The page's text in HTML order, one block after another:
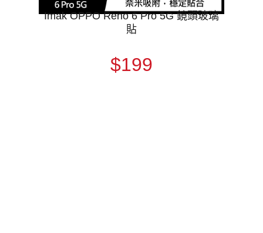
Imak OPPO Reno 6 Pro 5G 鏡頭玻璃
貼
$199